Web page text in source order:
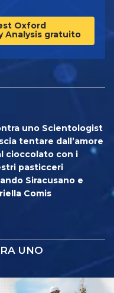
Oxford
Analysis gratuito
uno Scientologist
tentare dall’amore
cioccolato con i
pasticceri
Siracusano e
Comis
UNO